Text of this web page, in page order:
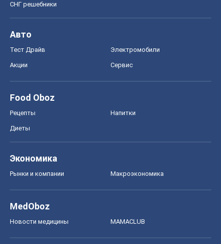
СНГ решебники
Авто
Тест Драйв Электромобили
Акции Сервис
Food Oboz
Рецепты Напитки
Диеты
Экономика
Рынки и компании Mакроэкономика
MedOboz
Новости медицины MAMACLUB